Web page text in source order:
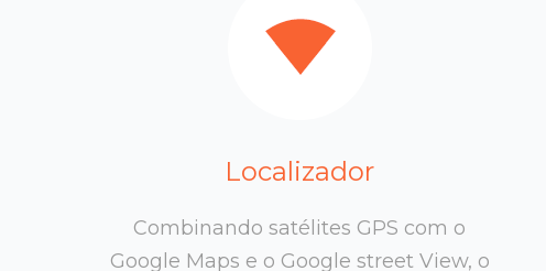
Localizador
Combinando satélites GPS com o
Google Maps e o Google street View, o